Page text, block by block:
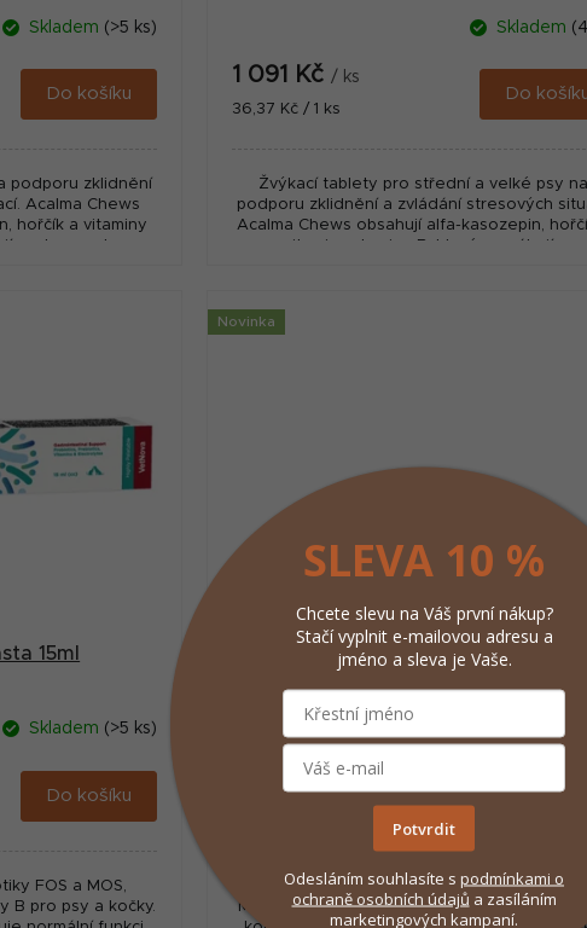
Skladem (>5 ks)
Do košíku
podporu zklidnění
Acalma Chews
hořčík a vitaminy
Skladem
1 091 Kč/ ks
Měrná
36,37 Kč / 1 ks
Do
Žvýkací tablety pro střední a velké psy na
podporu zklidnění a zvládání stresových
Acalma Chews obsahují alfa-kasozepin,
15ml
Skladem (>5 ks)
Do košíku
FOS a MOS,
B pro psy a kočky.
Novinka
ADIVA Biotic prášek 30x1,5g
1 344 Kč / ks
Do košíku
Rozpustný prášek s probiotiky, prebiotiky
MOS, elektrolyty a vitaminy skupiny B pro
SLEVA 10 %
Chcete slevu na Váš první nákup?
Stačí vyplnit e-mailovou adresu a
jméno a sleva je Vaše.
Potvrdit
Odesláním souhlasíte s podmínkami o
ochraně osobních údajů a zasíláním
marketingových kampaní.